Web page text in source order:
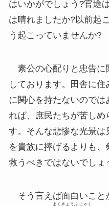
はいかがでしょう?官途
は晴れましたか?以前起
う起こっていませんか?
素公の心配りと忠告に
しております。田舎に
に関心を持たないのでは
れば、庶民たちが苦しめ
す。そんな悲惨な光景
を貴族に捧げるよりも
救うべきではないでしょ
そう言えば面白いこと
よくきょうふじゃく